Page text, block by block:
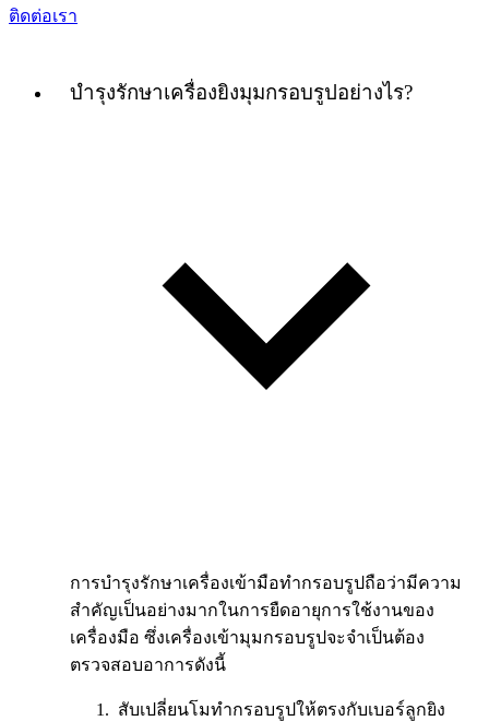
ติดต่อเรา
บำรุงรักษาเครื่องยิงมุมกรอบรูปอย่างไร?
การบำรุงรักษาเครื่องเข้ามือทำกรอบรูปถือว่ามีความ
สำคัญเป็นอย่างมากในการยืดอายุการใช้งานของ
เครื่องมือ ซึ่งเครื่องเข้ามุมกรอบรูปจะจำเป็นต้อง
ตรวจสอบอาการดังนี้
สับเปลี่ยนโมทำกรอบรูปให้ตรงกับเบอร์ลูกยิง